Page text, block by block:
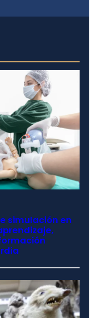
simulación en